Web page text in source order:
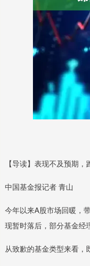
【导读】表现不及预期
中国基金报记者 青山
今年以来A股市场回暖，
现暂时落后，部分基金经
从致歉的基金类型来看，